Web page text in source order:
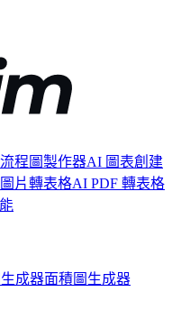
程圖製作器AI 圖表創建
片轉表格AI PDF 轉表格
成器面積圖生成器